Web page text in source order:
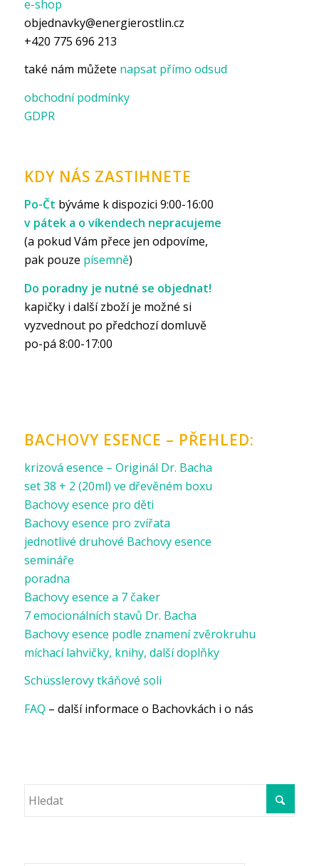
e-shop
objednavky@energierostlin.cz
+420 775 696 213
také nám můžete napsat přímo odsud
obchodní podmínky
GDPR
KDY NÁS ZASTIHNETE
Po-Čt býváme k dispozici 9:00-16:00
v pátek a o víkendech nepracujeme
(a pokud Vám přece jen odpovíme,
pak pouze písemně)
Do poradny je nutné se objednat!
kapičky i další zboží je možné si
vyzvednout po předchozí domluvě
po-pá 8:00-17:00
BACHOVY ESENCE – PŘEHLED:
krizová esence – Originál Dr. Bacha
set 38 + 2 (20ml) ve dřevěném boxu
Bachovy esence pro děti
Bachovy esence pro zvířata
jednotlivé druhové Bachovy esence
semináře
poradna
Bachovy esence a 7 čaker
7 emocionálních stavů Dr. Bacha
Bachovy esence podle znamení zvěrokruhu
míchací lahvičky, knihy, další doplňky
Schüsslerovy tkáňové soli
FAQ – další informace o Bachovkách i o nás